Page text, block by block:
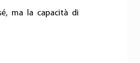
ma la capacità di